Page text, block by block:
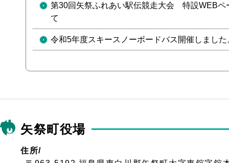
第30回矢祭ふれあい駅伝競走大会 特設WEBペ
て
令和5年度スキースノーボードバス開催しました
矢祭町役場
住所/